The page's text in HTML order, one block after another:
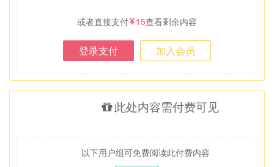
或者直接支付 15查看剩余内容
登录支付 加入会员
此处内容需付费可见
以下用户组可免费阅读此付费内容